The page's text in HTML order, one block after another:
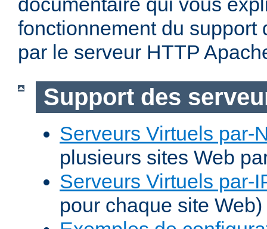
fonctionnement du support
par le serveur HTTP
Support des
Serveurs Virtuels par-
plusieurs sites Web
Serveurs Virtuels par-
pour chaque site Web)